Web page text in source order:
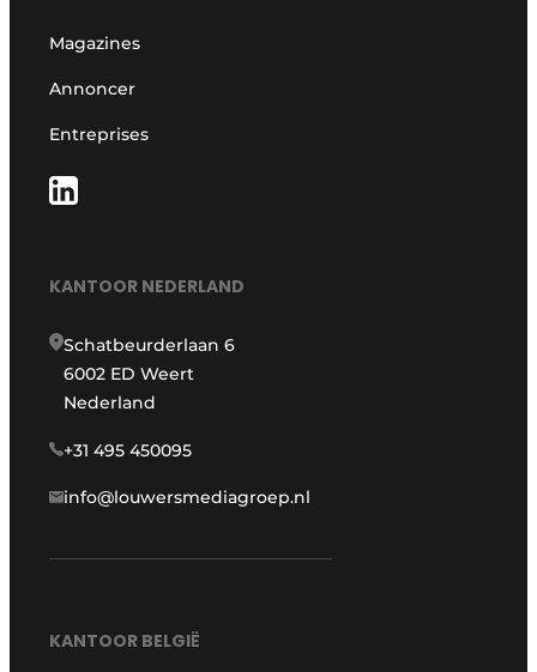
Magazines
Annoncer
Entreprises
KANTOOR NEDERLAND
Schatbeurderlaan 6
6002 ED Weert
Nederland
+31 495 450095
info@louwersmediagroep.nl
KANTOOR BELGIË